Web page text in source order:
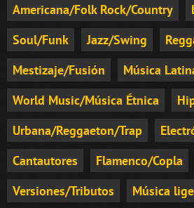
Americana/Folk Rock/Country
Soul/Funk
Jazz/Swing
Mestizaje/Fusión
Música
World Music/Música Étnica
Urbana/Reggaeton/Trap
Cantautores
Flamenco/Copla
Versiones/Tributos
Música